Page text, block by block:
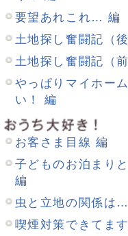
子どものお泊まりとお布団
編
虫と立地の関係は… 編
喫煙対策できてますか？ 編
省エネプチリフォーム!? 編
防寒対策の合わせ技 編
表札って大切!? 編 ２
表札って大切!? 編 １
け 編
ゴミの一時保管場所 編
土地探しの盲点 編
冷蔵庫で大奮闘 編